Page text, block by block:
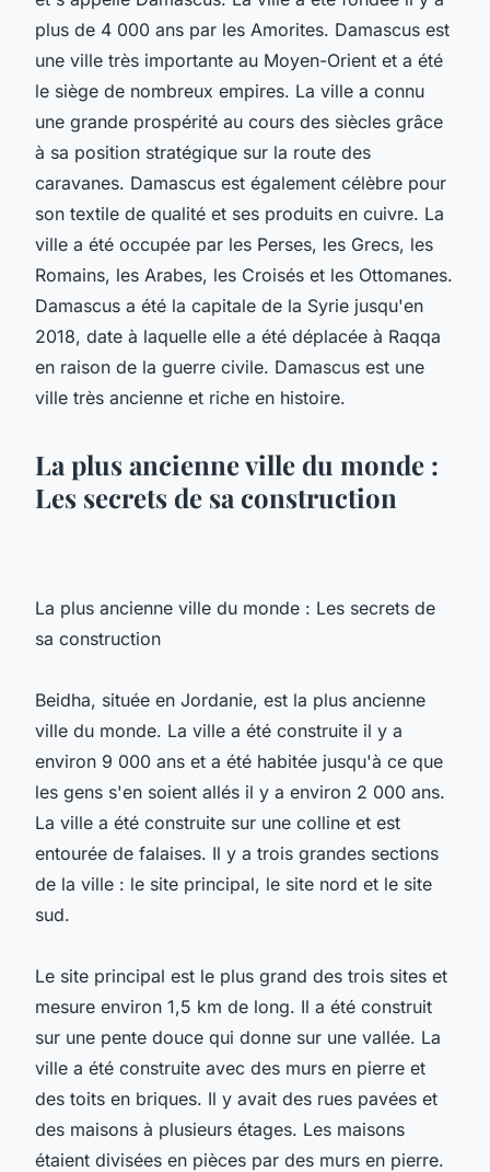
plus de 4 000 ans par les Amorites. Damascus est
une ville très importante au Moyen-Orient et a été
le siège de nombreux empires. La ville a connu
une grande prospérité au cours des siècles grâce
à sa position stratégique sur la route des
caravanes. Damascus est également célèbre pour
son textile de qualité et ses produits en cuivre. La
ville a été occupée par les Perses, les Grecs, les
Romains, les Arabes, les Croisés et les Ottomanes.
Damascus a été la capitale de la Syrie jusqu'en
2018, date à laquelle elle a été déplacée à Raqqa
en raison de la guerre civile. Damascus est une
ville très ancienne et riche en histoire.
La plus ancienne ville du monde :
Les secrets de sa construction
La plus ancienne ville du monde : Les secrets de
sa construction
Beidha, située en Jordanie, est la plus ancienne
ville du monde. La ville a été construite il y a
environ 9 000 ans et a été habitée jusqu'à ce que
les gens s'en soient allés il y a environ 2 000 ans.
La ville a été construite sur une colline et est
entourée de falaises. Il y a trois grandes sections
de la ville : le site principal, le site nord et le site
sud.
Le site principal est le plus grand des trois sites et
mesure environ 1,5 km de long. Il a été construit
sur une pente douce qui donne sur une vallée. La
ville a été construite avec des murs en pierre et
des toits en briques. Il y avait des rues pavées et
des maisons à plusieurs étages. Les maisons
étaient divisées en pièces par des murs en pierre.